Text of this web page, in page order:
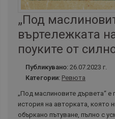
„Под
въртележката
поуките от
Публикувано: 26.07.2023 г.
Категории: Ревюта
„Под маслиновите дървета“
история на авторката, която
объркано пътуване, пълно с